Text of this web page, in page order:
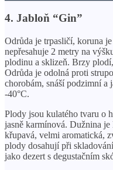
4. Jabloň “Gin”
Odrůda je trpasličí, koruna
nepřesahuje 2 metry na
plodinu a sklizeň. Brzy
Odrůda je odolná proti
chorobám, snáší podzimní a
-40°C.
Plody jsou kulatého tvaru o
jasně karmínová. Dužnina
křupavá, velmi aromatická,
plody dosahují při
jako dezert s degustačním